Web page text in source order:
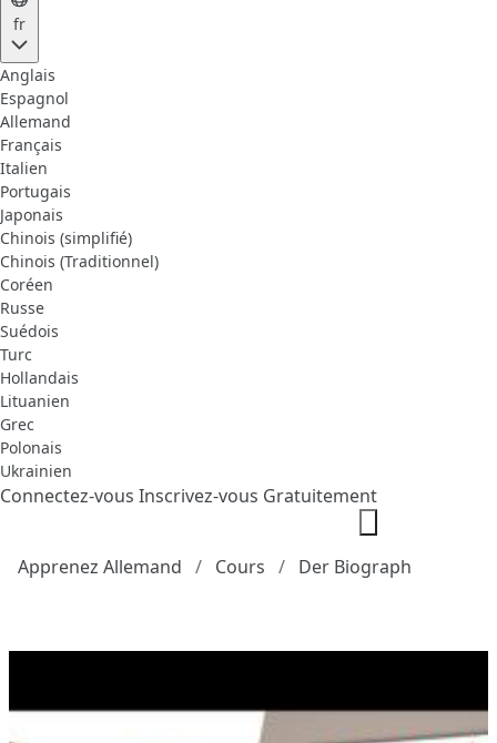
fr
Anglais
Espagnol
Allemand
Français
Italien
Portugais
Japonais
Chinois (simplifié)
Chinois (Traditionnel)
Coréen
Russe
Suédois
Turc
Hollandais
Lituanien
Grec
Polonais
Ukrainien
Connectez-vous Inscrivez-vous Gratuitement
Apprenez Allemand Cours Der Biograph